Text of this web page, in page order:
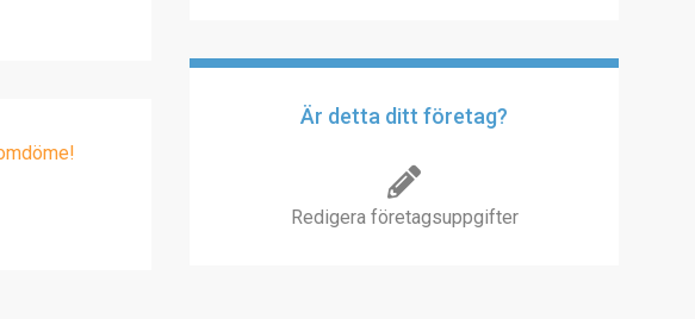
Är detta ditt företag?
Redigera företagsuppgifter